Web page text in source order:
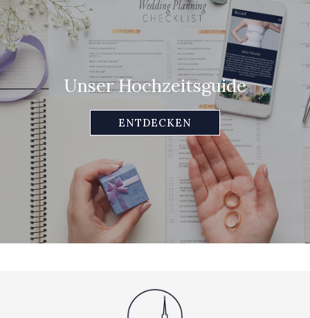
Unser Hochzeitsguide
ENTDECKEN